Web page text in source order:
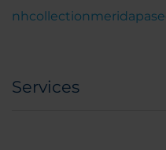
Services